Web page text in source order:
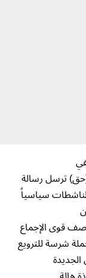
(حق) ترسل رسالة
سياسياً
قوى الإجماع
شرسة للترويع